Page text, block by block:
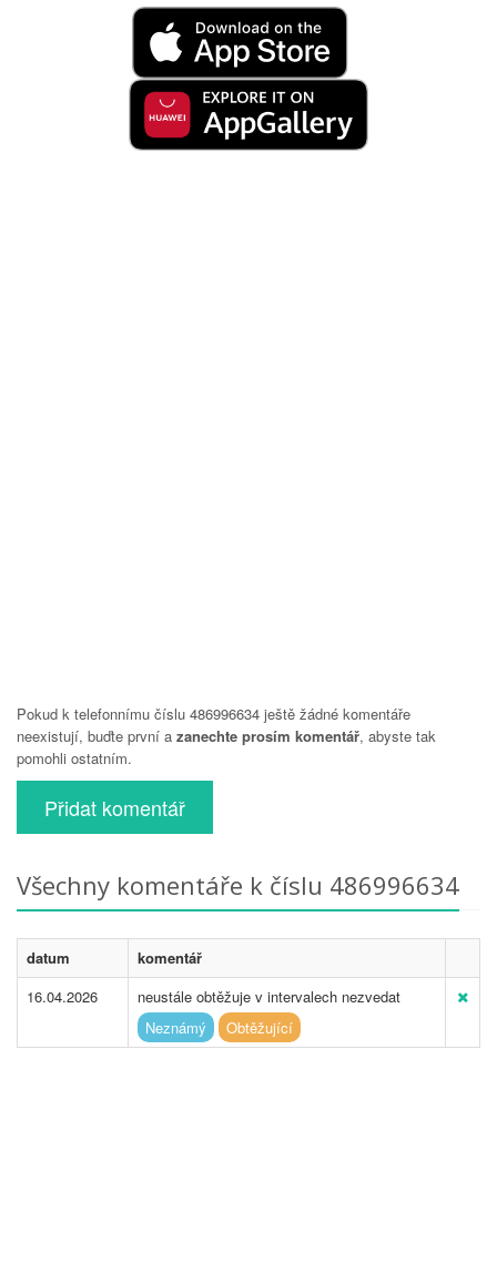
Pokud k telefonnímu číslu 486996634 ještě žádné komentáře
neexistují, buďte první a zanechte prosím komentář, abyste tak
pomohli ostatním.
Přidat komentář
Všechny komentáře k číslu 486996634
datum
komentář
16.04.2026
neustále obtěžuje v intervalech nezvedat
Neznámý
Obtěžující